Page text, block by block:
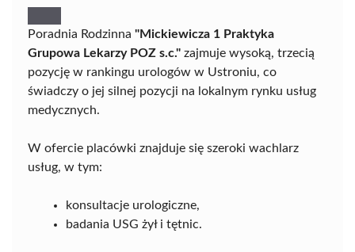
Poradnia Rodzinna "Mickiewicza 1 Praktyka
Grupowa Lekarzy POZ s.c." zajmuje wysoką, trzecią
pozycję w rankingu urologów w Ustroniu, co
świadczy o jej silnej pozycji na lokalnym rynku usług
medycznych.
W ofercie placówki znajduje się szeroki wachlarz
usług, w tym:
konsultacje urologiczne,
badania USG żył i tętnic.